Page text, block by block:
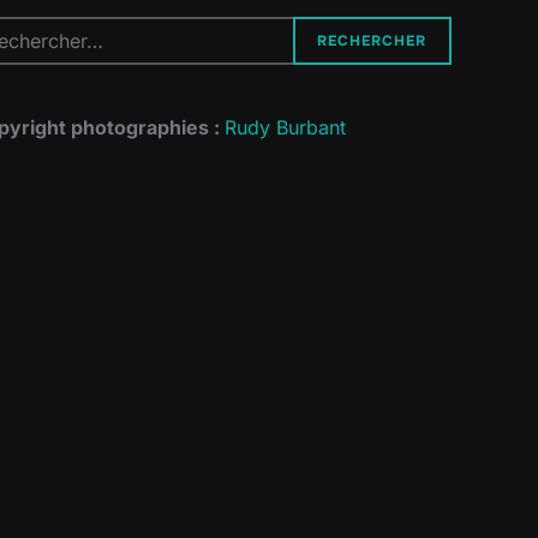
:
RECHERCHER
photographies : Rudy Burbant